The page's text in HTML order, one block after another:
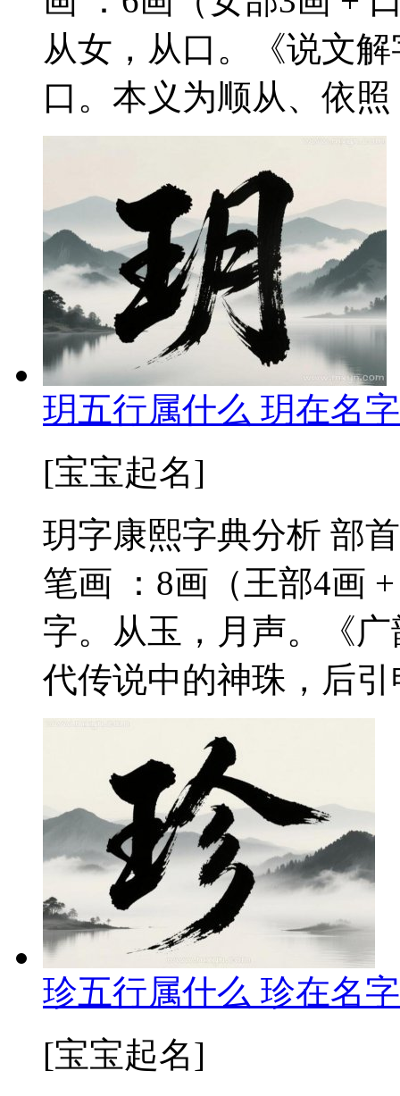
从女，从口。《说文
口。本义为顺从、依
玥五行属什么 玥在名
[宝宝起名]
玥字康熙字典分析 部
笔画 ：8画（王部4画
字。从玉，月声。《
代传说中的神珠，后
珍五行属什么 珍在名
[宝宝起名]